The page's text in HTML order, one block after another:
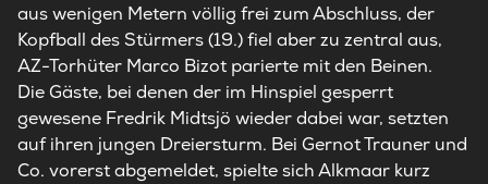
aus wenigen Metern völlig frei zum Abschluss, der
Kopfball des Stürmers (19.) fiel aber zu zentral aus,
AZ-Torhüter Marco Bizot parierte mit den Beinen.
Die Gäste, bei denen der im Hinspiel gesperrt
gewesene Fredrik Midtsjö wieder dabei war, setzten
auf ihren jungen Dreiersturm. Bei Gernot Trauner und
Co. vorerst abgemeldet, spielte sich Alkmaar kurz